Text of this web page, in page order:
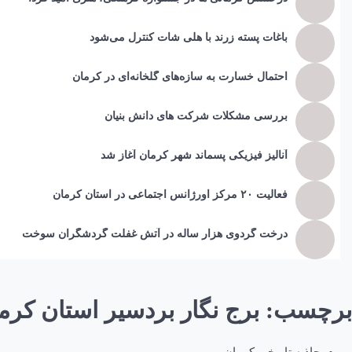
باغات پسته زرند با هلی شات کنترل می‌شود
احتمال خسارت به ساز‌ه‌های گلخانه‌ای در کرمان
بررسی مشکلات شرکت های دانش بنیان
آنالیز فیزیکی پسماند شهر کرمان آغاز شد
فعالیت ۲۰ مرکز اورژانس اجتماعی در استان کرمان
درخت گردوی هزار ساله در آتش غفلت گردشگران سوخت
برچسب: برج نگار بردسیر استان